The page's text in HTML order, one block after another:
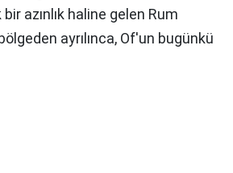
azınlık haline gelen Rum
ayrılınca, Of'un bugünkü